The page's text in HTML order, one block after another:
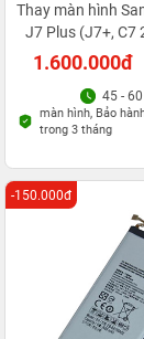
Thay màn hình
J7 Plus (J7+, C7
1.600.000đ
45 -
màn hình, Bảo
trong 3 tháng
-150.000đ